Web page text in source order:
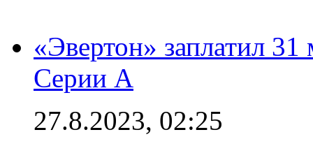
«Эвертон» заплатил
Серии А
27.8.2023, 02:25